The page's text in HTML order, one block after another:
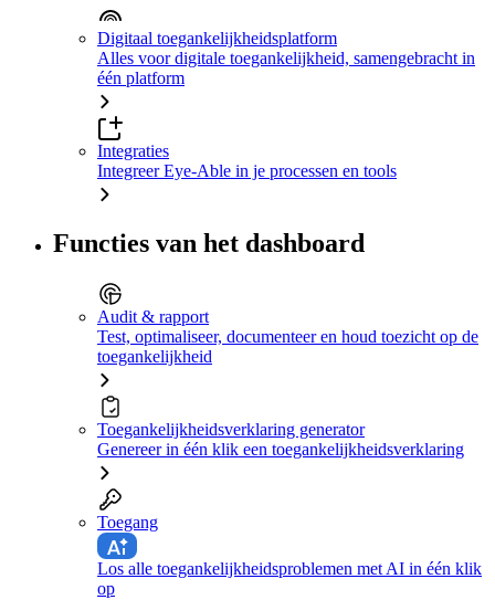
Digitaal toegankelijkheidsplatform
Alles voor digitale toegankelijkheid, samengebracht in
één platform
Integraties
Integreer Eye-Able in je processen en tools
Functies van het dashboard
Audit & rapport
Test, optimaliseer, documenteer en houd toezicht op de
toegankelijkheid
Toegankelijkheidsverklaring generator
Genereer in één klik een toegankelijkheidsverklaring
Toegang
Los alle toegankelijkheidsproblemen met AI in één klik
op